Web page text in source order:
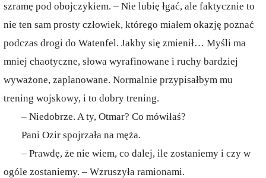
szramę pod obojczykiem. – Nie lubię łgać, ale faktycznie to
nie ten sam prosty człowiek, którego miałem okazję poznać
podczas drogi do Watenfel. Jakby się zmienił… Myśli ma
mniej chaotyczne, słowa wyrafinowane i ruchy bardziej
wyważone, zaplanowane. Normalnie przypisałbym mu
trening wojskowy, i to dobry trening.
– Niedobrze. A ty, Otmar? Co mówiłaś?
Pani Ozir spojrzała na męża.
– Prawdę, że nie wiem, co dalej, ile zostaniemy i czy w
ogóle zostaniemy. – Wzruszyła ramionami.